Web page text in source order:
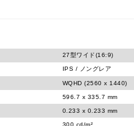
27型ワイド(16:9)
IPS / ノングレア
WQHD (2560 x 1440)
596.7 x 335.7 mm
0.233 x 0.233 mm